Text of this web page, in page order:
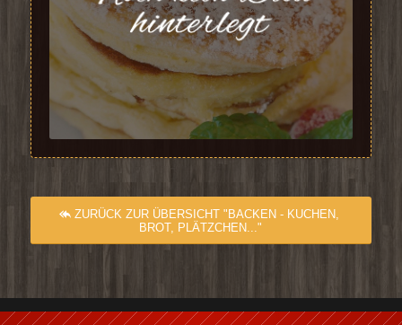
ZURÜCK ZUR ÜBERSICHT "BACKEN - KUCHEN,
BROT, PLÄTZCHEN..."